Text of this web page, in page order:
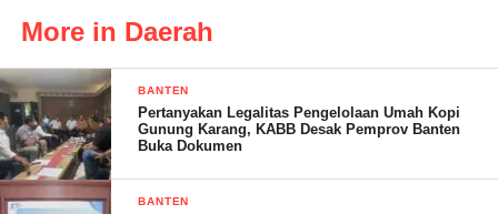
ibu yang mempunyai bayi dan balita yang pada bulan ini belum
mendapatkan vit A ,obat cacing dan juga imunisasi
More in Daerah
BANTEN
Pertanyakan Legalitas Pengelolaan Umah Kopi
Gunung Karang, KABB Desak Pemprov Banten
Buka Dokumen
BANTEN